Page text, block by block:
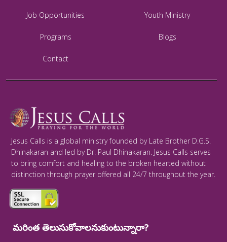
Job Opportunities Youth Ministry
Programs Blogs
Contact
Jesus Calls is a global ministry founded by Late Brother D.G.S.
Dhinakaran and led by Dr. Paul Dhinakaran. Jesus Calls serves
to bring comfort and healing to the broken hearted without
distinction through prayer offered all 24/7 throughout the year.
మరింత తెలుసుకోవాలనుకుంటున్నారా?